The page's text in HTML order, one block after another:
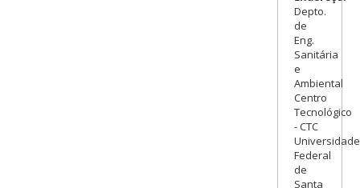
Depto.
de
Eng.
Sanitária
e
Ambiental
Centro
Tecnológico
- CTC
Universidade
Federal
de
Santa